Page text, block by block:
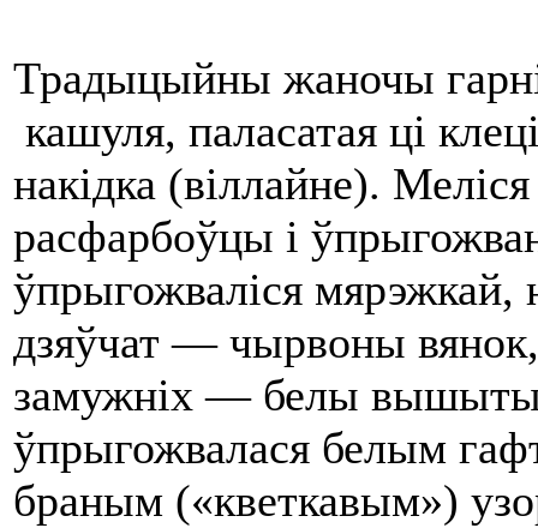
Традыцыйны жаночы
кашуля, паласатая ці
накідка (віллайне).
расфарбоўцы і
ўпрыгожваліся
дзяўчат — чырвоны
замужніх — белы вышыты
ўпрыгожвалася белым
браным («кветкавым»)